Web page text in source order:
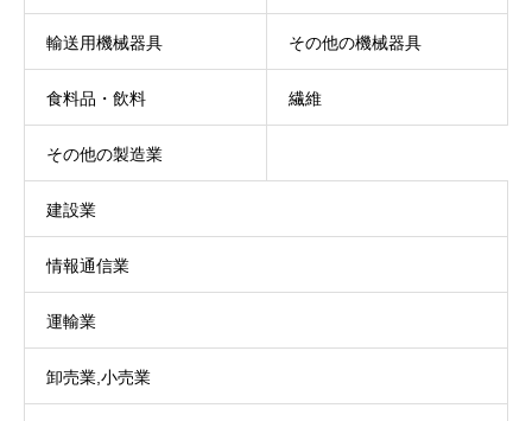
輸送用機械器具 その他の機械器具
食料品・飲料 繊維
その他の製造業
建設業
情報通信業
運輸業
卸売業,小売業